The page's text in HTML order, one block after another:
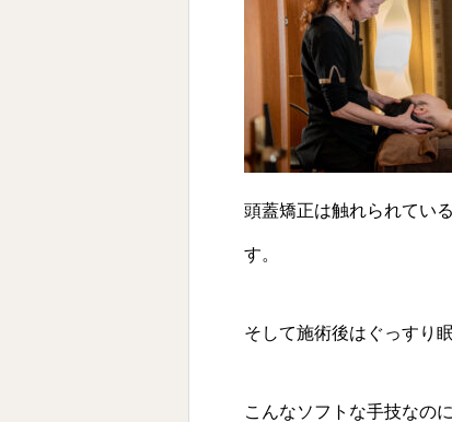
頭蓋矯正は触れられてい
す。
そして施術後はぐっすり
こんなソフトな手技なの